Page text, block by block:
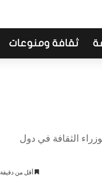
ثقافة ومنوعات
الثقافة في دول
أقل من دقيقة